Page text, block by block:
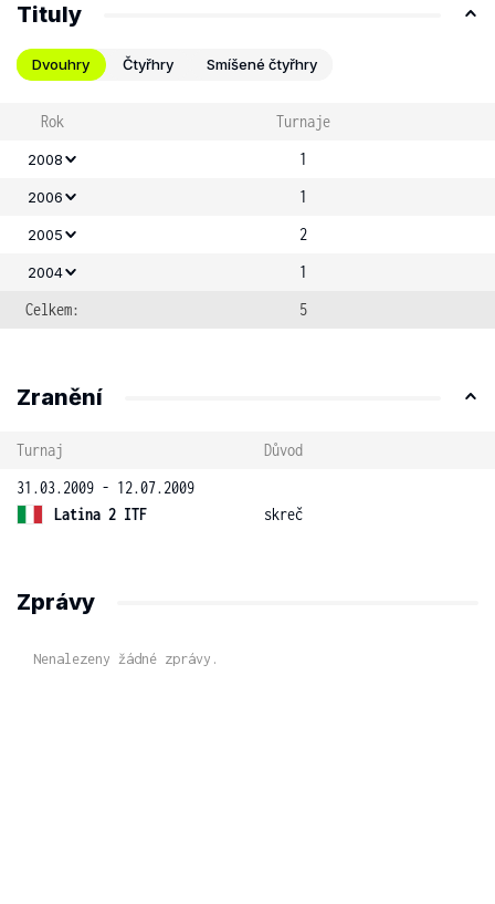
Tituly
Dvouhry Čtyřhry Smíšené čtyřhry
Rok Turnaje
2008 1
2006 1
2005 2
2004
1
Celkem:
5
Zranění
Turnaj
Důvod
31.03.2009 - 12.07.2009
Latina 2 ITF
skreč
Zprávy
Nenalezeny žádné zprávy.